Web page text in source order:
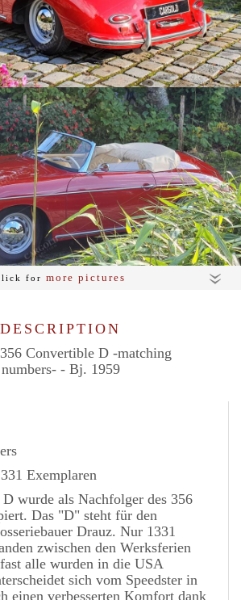
for more pictures
DESCRIPTION
Convertible D -matching
numbers- - Bj. 1959
Exemplaren
wurde als Nachfolger des 356
Das "D" steht für den
Drauz. Nur 1331
zwischen den Werksferien
alle wurden in die USA
sich vom Speedster in
einen verbesserten Komfort dank